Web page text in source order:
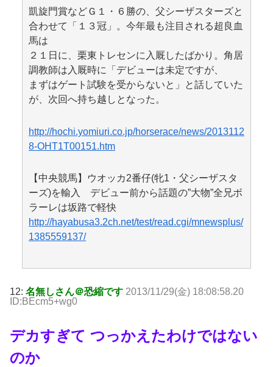
凱旋門賞などＧ１・６勝の、父シーザスターズと
合わせて「１３冠」。今年最も注目される超良血
馬は
２１日に、栗東トレセンに入厩したばかり。角居
調教師は入厩時に「デビューは未定ですが、
まずはゲート試験を受からないと」と話していた
が、次回へ持ち越しとなった。
http://hochi.yomiuri.co.jp/horserace/news/2013112
8-OHT1T00151.htm
【中央競馬】ウオッカ2番仔(牝1・父シーザスタ
ーズ)を輸入 デビュー前から話題の”大物”全兄ボ
ラーレは坂路で軽快
http://hayabusa3.2ch.net/test/read.cgi/mnewsplus/
1385559137/
12: 名無しさん＠恐縮です 2013/11/29(金) 18:08:58.20
ID:BEcm5+wg0
デカすぎて つっかえたわけではない
のか